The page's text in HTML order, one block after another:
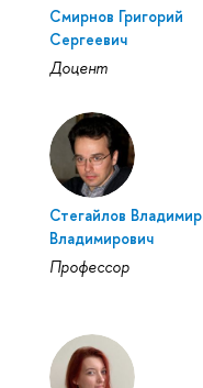
Смирнов Григорий
Сергеевич
Доцент
Стегайлов Владимир
Владимирович
Профессор